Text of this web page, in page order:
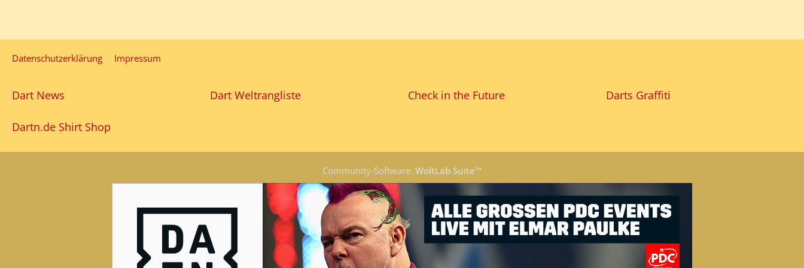
Datenschutzerklärung Impressum
Dart News Dart Weltrangliste Check in the Future Darts Graffiti
Dartn.de Shirt Shop
Community-Software: WoltLab Suite™